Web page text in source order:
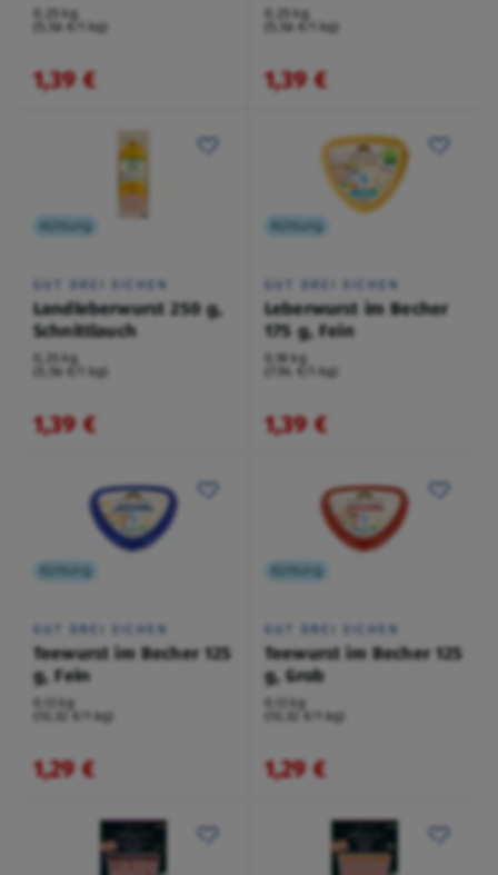
0,25 kg
(5,56 €/1 kg)
1,39 €
0,25 kg
(5,56 €/1 kg)
1,39 €
Kühlung
GUT DREI EICHEN
Landleberwurst 250 g,
Schnittlauch
0,25 kg
(5,56 €/1 kg)
1,39 €
Kühlung
GUT DREI EICHEN
Leberwurst im Becher
175 g, Fein
0,18 kg
(7,94 €/1 kg)
1,39 €
Kühlung
GUT DREI EICHEN
Teewurst im Becher 125
g, Fein
0,13 kg
(10,32 €/1 kg)
1,29 €
Kühlung
GUT DREI EICHEN
Teewurst im Becher 125
g, Grob
0,13 kg
(10,32 €/1 kg)
1,29 €